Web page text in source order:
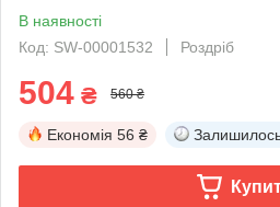
В наявності
Код: SW-00001532
Роздріб
504 ₴ 560 ₴
Економія 56 ₴